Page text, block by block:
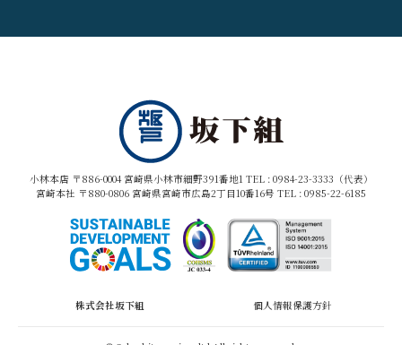
小林本店 〒886-0004 宮崎県小林市細野391番地1 TEL : 0984-23-3333（代表）
宮崎本社 〒880-0806 宮崎県宮崎市広島2丁目10番16号 TEL : 0985-22-6185
株式会社坂下組 個人情報保護方針